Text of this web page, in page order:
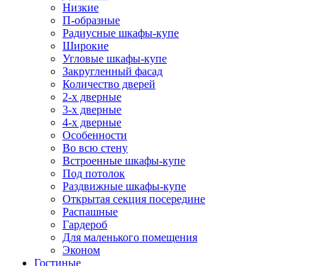
Низкие
П-образные
Радиусные шкафы-купе
Широкие
Угловые шкафы-купе
Закругленный фасад
Количество дверей
2-х дверные
3-х дверные
4-х дверные
Особенности
Во всю стену
Встроенные шкафы-купе
Под потолок
Раздвижные шкафы-купе
Открытая секция посередине
Распашные
Гардероб
Для маленького помещения
Эконом
Гостиные